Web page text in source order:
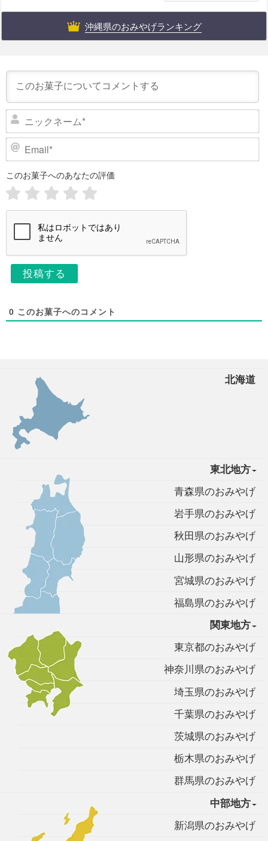
北海道
東北地方
青森県のおみやげ
岩手県のおみやげ
秋田県のおみやげ
山形県のおみやげ
宮城県のおみやげ
福島県のおみやげ
関東地方
東京都のおみやげ
神奈川県のおみやげ
埼玉県のおみやげ
千葉県のおみやげ
茨城県のおみやげ
栃木県のおみやげ
群馬県のおみやげ
中部地方
新潟県のおみやげ
沖縄県のおみやげランキング
ッ
ク
このお菓子へのあなたの評価
0 このお菓子へのコメント